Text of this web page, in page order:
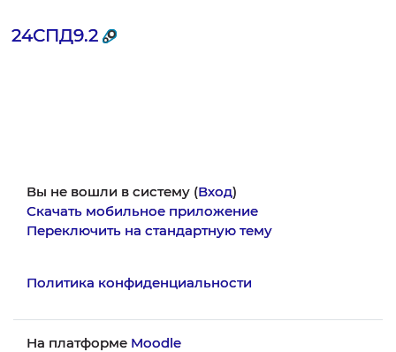
24СПД9.2
Вы не вошли в систему (Вход)
Скачать мобильное приложение
Переключить на стандартную тему
Политика конфиденциальности
На платформе Moodle